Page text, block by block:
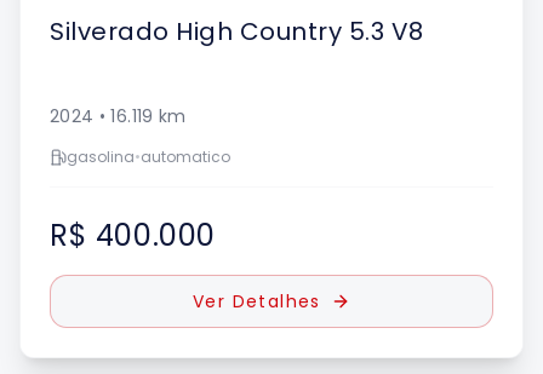
Silverado High Country 5.3 V8
2024 •16.119 km
gasolina•automatico
R$ 400.000
Ver Detalhes